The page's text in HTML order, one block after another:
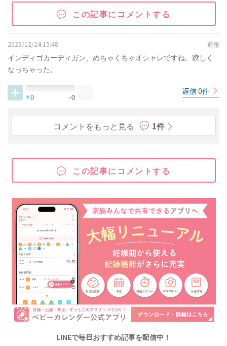
この記事にコメントする
2023/12/24 15:48 通報
インディゴカーディガン、めちゃくちゃオシャレですね。欲しく
なっちゃった。
+0 -0
返信 0件
コメントをもっと見る 1件
この記事にコメントする
LINEで毎日おすすめ記事を配信中！